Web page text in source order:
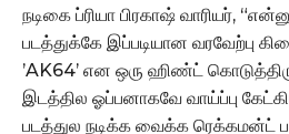
நடிகை ப்ரியா பிரகாஷ் வாரியர்,
படத்துக்கே இப்படியான வரவேற்பு
’AK64’ என ஒரு ஹிண்ட்
இடத்தில ஓப்பனாகவே வாய்ப்பு
படத்துல நடிக்க வைக்க